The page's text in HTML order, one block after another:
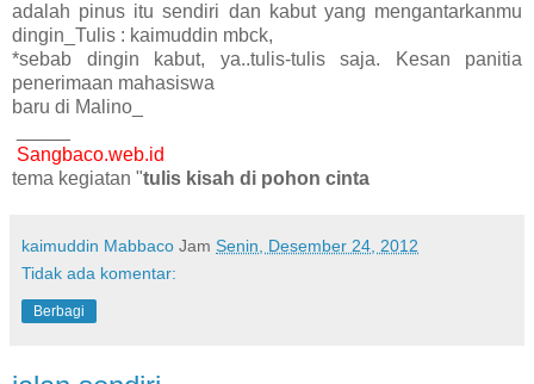
adalah pinus itu sendiri dan kabut yang mengantarkanmu
dingin_Tulis : kaimuddin mbck,
*sebab dingin kabut, ya..tulis-tulis saja. Kesan panitia
penerimaan mahasiswa
baru di Malino_
Sangbaco.web.id
tema kegiatan "tulis kisah di pohon cinta
kaimuddin Mabbaco Jam Senin, Desember 24, 2012
Tidak ada komentar:
Berbagi